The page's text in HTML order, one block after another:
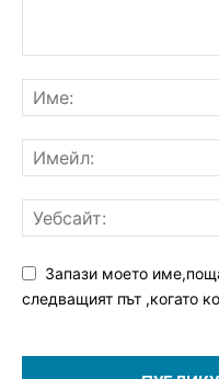
Запази моето
следващият път ,когато